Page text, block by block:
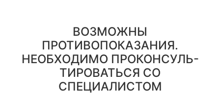
ВОЗМОЖНЫ
ПРОТИВОПОКАЗАНИЯ.
НЕОБХОДИМО ПРОКОНСУЛЬ-
ТИРОВАТЬСЯ СО
СПЕЦИАЛИСТОМ